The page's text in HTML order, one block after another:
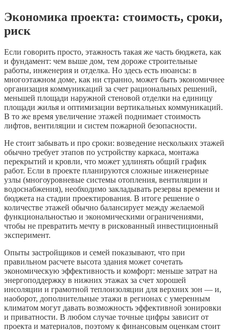
Экономика проекта: стоимость, сроки,
риск
Если говорить просто, этажность такая же часть бюджета, как
и фундамент: чем выше дом, тем дороже строительные
работы, инженерия и отделка. Но здесь есть нюансы: в
многоэтажном доме, как ни странно, может быть экономичнее
организация коммуникаций за счет рациональных решений,
меньшей площади наружной стеновой отделки на единицу
площади жилья и оптимизации вертикальных коммуникаций.
В то же время увеличение этажей поднимает стоимость
лифтов, вентиляции и систем пожарной безопасности.
Не стоит забывать и про сроки: возведение нескольких этажей
обычно требует этапов по устройству каркаса, монтажа
перекрытий и кровли, что может удлинять общий график
работ. Если в проекте планируются сложные инженерные
узлы (многоуровневые системы отопления, вентиляции и
водоснабжения), необходимо закладывать резервы времени и
бюджета на стадии проектирования. В итоге решение о
количестве этажей обычно балансирует между желаемой
функциональностью и экономическими ограничениями,
чтобы не превратить мечту в рискованный инвестиционный
эксперимент.
Опыты застройщиков и семей показывают, что при
правильном расчете высота здания может сочетать
экономическую эффективность и комфорт: меньше затрат на
энергоподдержку в нижних этажах за счет хорошей
инсоляции и грамотной теплоизоляции для верхних зон — и,
наоборот, дополнительные этажи в регионах с умеренным
климатом могут давать возможность эффективной зонировки
и приватности. В любом случае точные цифры зависит от
проекта и материалов, поэтому к финансовым оценкам стоит